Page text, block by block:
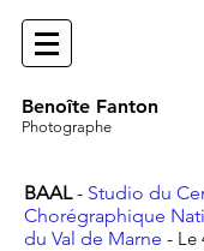
Benoîte Fanton
Photographe
BAAL- Studio du
Chorégraphique
du Val de Marne - Le